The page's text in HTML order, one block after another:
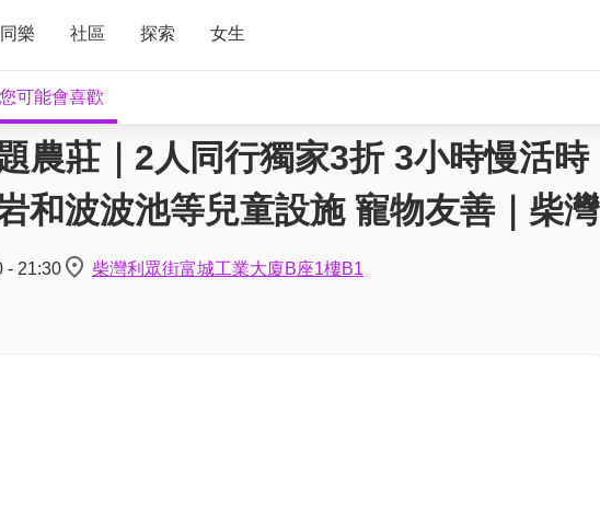
同樂 社區 探索 女生
您可能會喜歡
農莊｜2人同行獨家3折 3小時慢活時
和波波池等兒童設施 寵物友善｜柴灣
- 21:30 柴灣利眾街富城工業大廈B座1樓B1